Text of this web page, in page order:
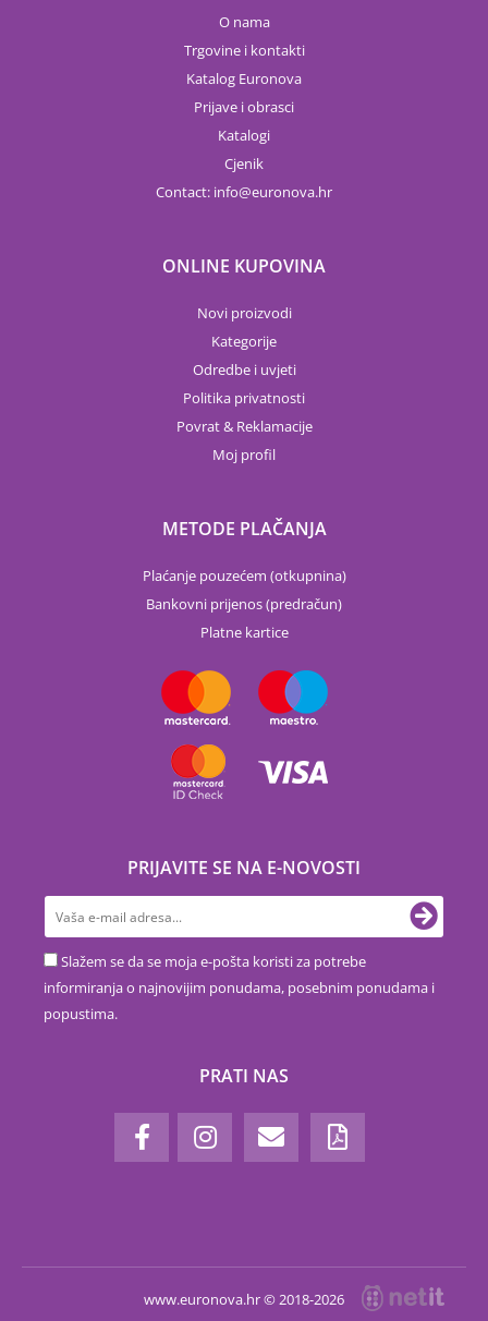
O nama
Trgovine i kontakti
Katalog Euronova
Prijave i obrasci
Katalogi
Cjenik
Contact: info euronova.hr
ONLINE KUPOVINA
Novi proizvodi
Kategorije
Odredbe i uvjeti
Politika privatnosti
Povrat & Reklamacije
Moj profil
METODE PLAČANJA
Plaćanje pouzećem (otkupnina)
Bankovni prijenos (predračun)
Platne kartice
PRIJAVITE SE NA E-NOVOSTI
Slažem se da se moja e-pošta koristi za potrebe
informiranja o najnovijim ponudama, posebnim ponudama i
popustima.
PRATI NAS
www.euronova.hr © 2018-2026